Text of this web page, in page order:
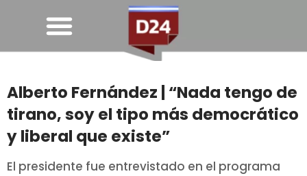
Alberto Fernández | “Nada tengo de
tirano, soy el tipo más democrático
y liberal que existe”
El presidente fue entrevistado en el programa